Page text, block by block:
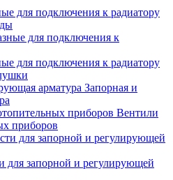
для подключения к радиатору
для подключения к радиатору
Запорная и
Вентили
приборов
для запорной и регулирующей